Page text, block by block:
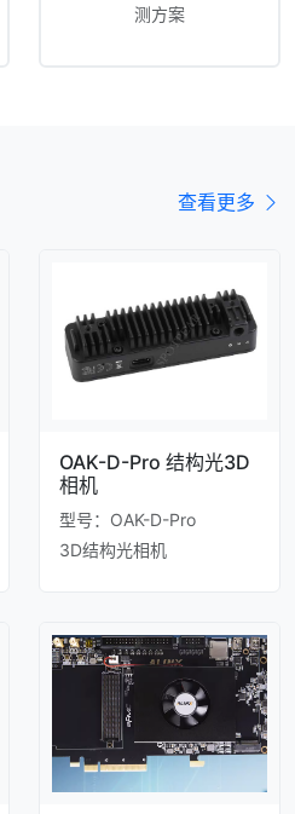
测方案
查看更多
OAK-D-Pro 结构光3D
相机
型号：OAK-D-Pro
3D结构光相机